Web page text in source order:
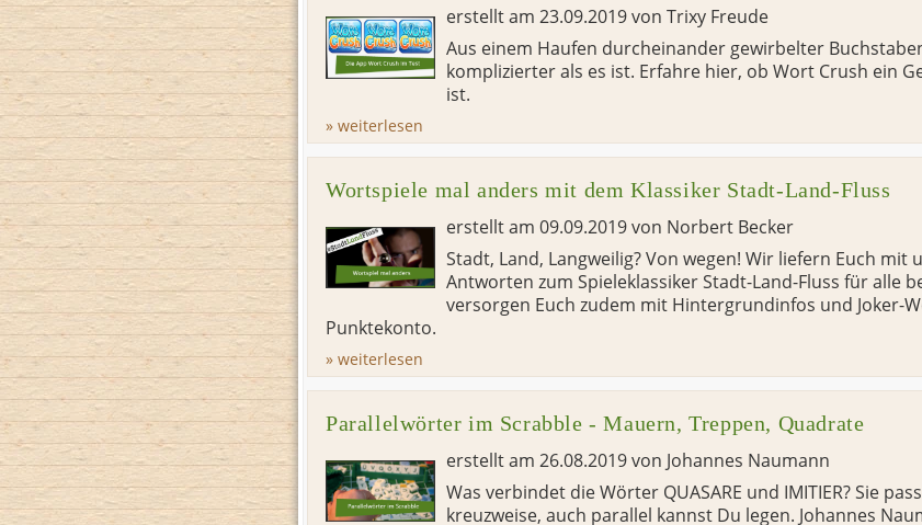
erstellt am 23.09.2019von Trixy Freude
Aus einem Haufen durcheinander gewirbelter
komplizierter als es ist. Erfahre hier, ob Wort Crush ein
ist.
» weiterlesen
Wortspiele mal anders mit dem Klassiker Stadt-Land-Fluss
erstellt am 09.09.2019von Norbert Becker
Stadt, Land, Langweilig? Von wegen! Wir liefern Euch mit
Antworten zum Spieleklassiker Stadt-Land-Fluss für alle
versorgen Euch zudem mit Hintergrundinfos und Joker-
Punktekonto.
» weiterlesen
Parallelwörter im Scrabble - Mauern, Treppen, Quadrate
erstellt am 26.08.2019von Johannes Naumann
Was verbindet die Wörter QUASARE und IMITIER? Sie
kreuzweise, auch parallel kannst Du legen. Johannes